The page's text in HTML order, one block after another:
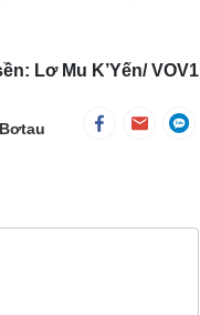
Lơ Mu K’Yến/ VOV1